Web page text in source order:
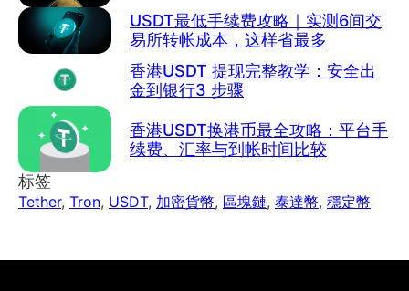
USDT最低手续费攻略｜实测6间交
易所转帐成本，这样省最多
香港USDT 提现完整教学：安全出
金到银行3 步骤
香港USDT换港币最全攻略：平台手
续费、汇率与到帐时间比较
标签
Tether, Tron, USDT, 加密貨幣, 區塊鏈, 泰達幣, 穩定幣